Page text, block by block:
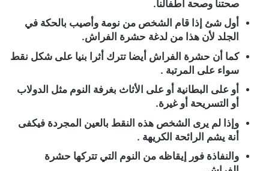
صحتنا وصحة أطفالنا.
أول شئ إذا قام الشخص من نومة وأصيب بالحكة في
الجلد لأن هذا من لدغة حشرة الفراش.
كما أن حشرة الفراش أيضا تترك أثرا بنيا على شكل نقط
سواء على المرتبة .
أو على البطانية أو على الأثاث بغرفة النوم مثل الدولاب
أو التسريحة أو غيرة.
وإذا لم يرى الشخص هذه النقط بالعين المجردة فيكفى
أنة يشم الرائحة الكريهة .
والنفاذة فور إيقاظه من النوم التي تتركها حشرة